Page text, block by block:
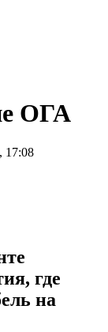
ОГА
17:08
где
на